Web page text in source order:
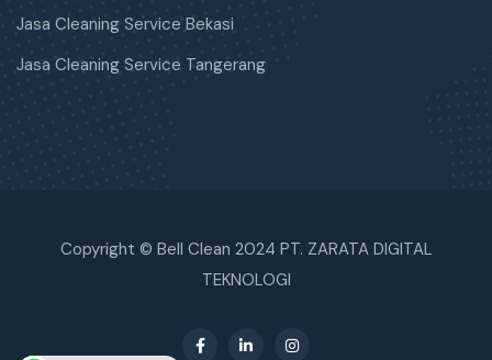
Jasa Cleaning Service Bekasi
Jasa Cleaning Service Tangerang
Copyright © Bell Clean 2024 PT. ZARATA DIGITAL
TEKNOLOGI